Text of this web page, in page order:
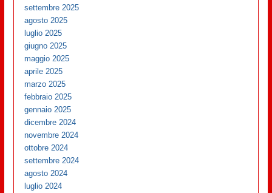
settembre 2025
agosto 2025
luglio 2025
giugno 2025
maggio 2025
aprile 2025
marzo 2025
febbraio 2025
gennaio 2025
dicembre 2024
novembre 2024
ottobre 2024
settembre 2024
agosto 2024
luglio 2024